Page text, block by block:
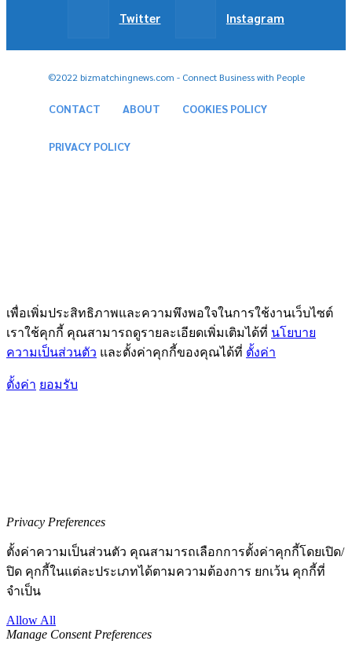
Twitter Instagram
©2022 bizmatchingnews.com - Connect Business with People
CONTACT ABOUT COOKIES POLICY
PRIVACY POLICY
เพื่อเพิ่มประสิทธิภาพและความพึงพอใจในการใช้งานเว็บไซต์
เราใช้คุกกี้ คุณสามารถดูรายละเอียดเพิ่มเติมได้ที่ นโยบาย
ความเป็นส่วนตัว และตั้งค่าคุกกี้ของคุณได้ที่ ตั้งค่า
ตั้งค่า ยอมรับ
Privacy Preferences
ตั้งค่าความเป็นส่วนตัว คุณสามารถเลือกการตั้งค่าคุกกี้โดยเปิด/
ปิด คุกกี้ในแต่ละประเภทได้ตามความต้องการ ยกเว้น คุกกี้ที่
จำเป็น
Allow All
Manage Consent Preferences